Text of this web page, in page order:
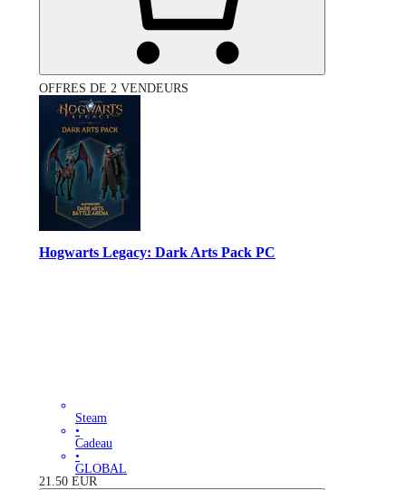
OFFRES DE 2 VENDEURS
Hogwarts Legacy: Dark Arts Pack PC
Steam
•
Cadeau
•
GLOBAL
21.50 EUR